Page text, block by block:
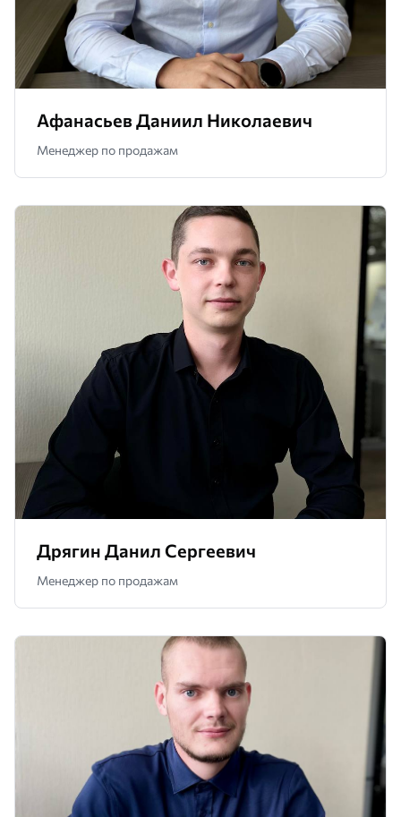
Афанасьев Даниил Николаевич
Менеджер по продажам
Дрягин Данил Сергеевич
Менеджер по продажам